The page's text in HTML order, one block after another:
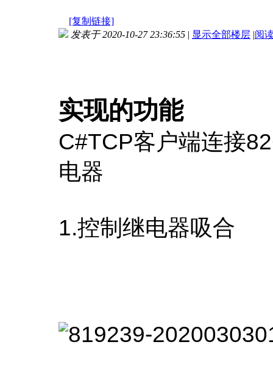
[复制链接]
发表于 2020-10-27 23:36:55 | 显示全部楼层 |阅
实现的功能
C#TCP客户端连接
电器
1.控制继电器吸合